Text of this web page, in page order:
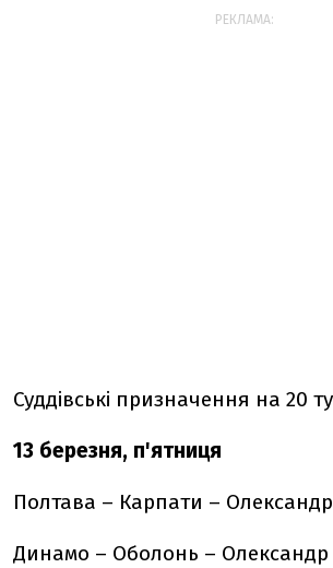
РЕКЛАМА:
Суддівські призначення на 20
13 березня, п'ятниця
Полтава – Карпати –
Динамо – Оболонь –